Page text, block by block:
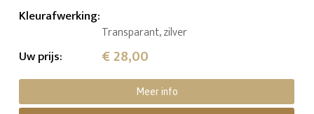
Kleurafwerking:
Transparant, zilver
Uw prijs: € 28,00
Meer info